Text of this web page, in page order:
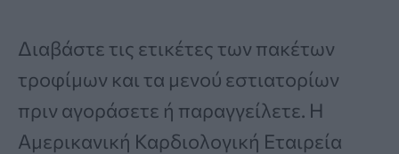
Διαβάστε τις ετικέτες των πακέτων
τροφίμων και τα μενού εστιατορίων
πριν αγοράσετε ή παραγγείλετε. Η
Αμερικανική Καρδιολογική Εταιρεία